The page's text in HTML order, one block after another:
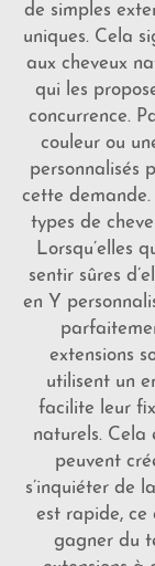
de simples
uniques. Cela
aux cheveux
qui les
concurrence.
couleur ou
personnalisés
cette demande.
types de
Lorsqu’elles
sentir sûres
en Y
extensions
utilisent un
facilite leur
naturels. Cela
peuvent
s’inquiéter de
est rapide, ce
gagner du